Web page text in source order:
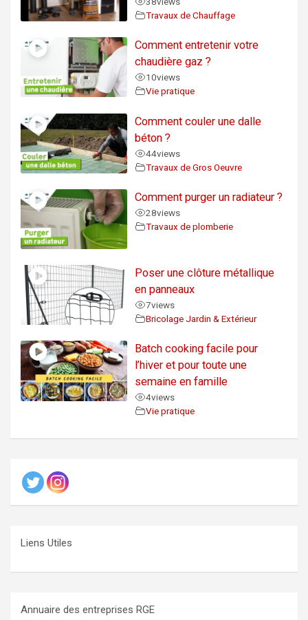
Travaux de Chauffage
Comment entretenir votre
chaudière gaz ?
10views
Vie pratique
Comment couler une dalle
béton ?
44views
Travaux de Gros Oeuvre
Comment purger un radiateur ?
28views
Travaux de plomberie
Poser une clôture métallique
en panneaux
7views
Bricolage Jardin & Extérieur
Batch cooking facile pour
l’hiver et pour toute une
semaine en famille
4views
Vie pratique
Liens Utiles
Annuaire des entreprises RGE